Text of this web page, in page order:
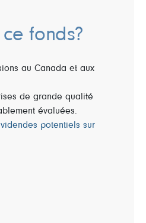
fonds?
au Canada et aux
de grande qualité
évaluées.
potentiels sur